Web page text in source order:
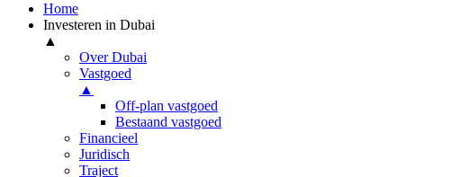
Home
Investeren in Dubai
▲
Over Dubai
Vastgoed
▲
Off-plan vastgoed
Bestaand vastgoed
Financieel
Juridisch
Traject